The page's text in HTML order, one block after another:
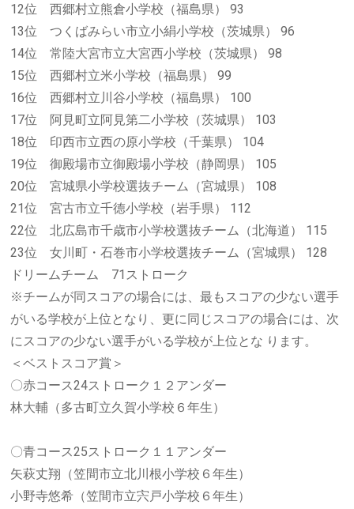
12位 西郷村立熊倉小学校（福島県） 93
13位 つくばみらい市立小絹小学校（茨城県） 96
14位 常陸大宮市立大宮西小学校（茨城県） 98
15位 西郷村立米小学校（福島県） 99
16位 西郷村立川谷小学校（福島県） 100
17位 阿見町立阿見第二小学校（茨城県） 103
18位 印西市立西の原小学校（千葉県） 104
19位 御殿場市立御殿場小学校（静岡県） 105
20位 宮城県小学校選抜チーム（宮城県） 108
21位 宮古市立千徳小学校（岩手県） 112
22位 北広島市千歳市小学校選抜チーム（北海道） 115
23位 女川町・石巻市小学校選抜チーム（宮城県） 128
ドリームチーム 71ストローク
※チームが同スコアの場合には、最もスコアの少ない選手
がいる学校が上位となり、更に同じスコアの場合には、次
にスコアの少ない選手がいる学校が上位とな ります。
＜ベストスコア賞＞
〇赤コース24ストローク１２アンダー
林大輔（多古町立久賀小学校６年生）
〇青コース25ストローク１１アンダー
矢萩丈翔（笠間市立北川根小学校６年生）
小野寺悠希（笠間市立宍戸小学校６年生）